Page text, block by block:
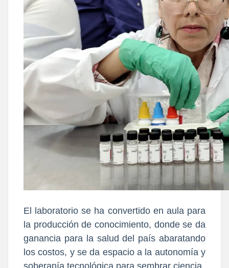
El laboratorio se ha convertido en aula para
la producción de conocimiento, donde se da
ganancia para la salud del país abaratando
los costos, y se da espacio a la autonomía y